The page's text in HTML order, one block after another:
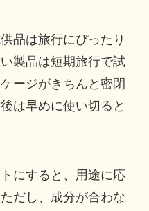
品は旅行にぴったり
製品は短期旅行で試
ージがきちんと密閉
は早めに使い切ると
にすると、用途に応
だし、成分が合わな